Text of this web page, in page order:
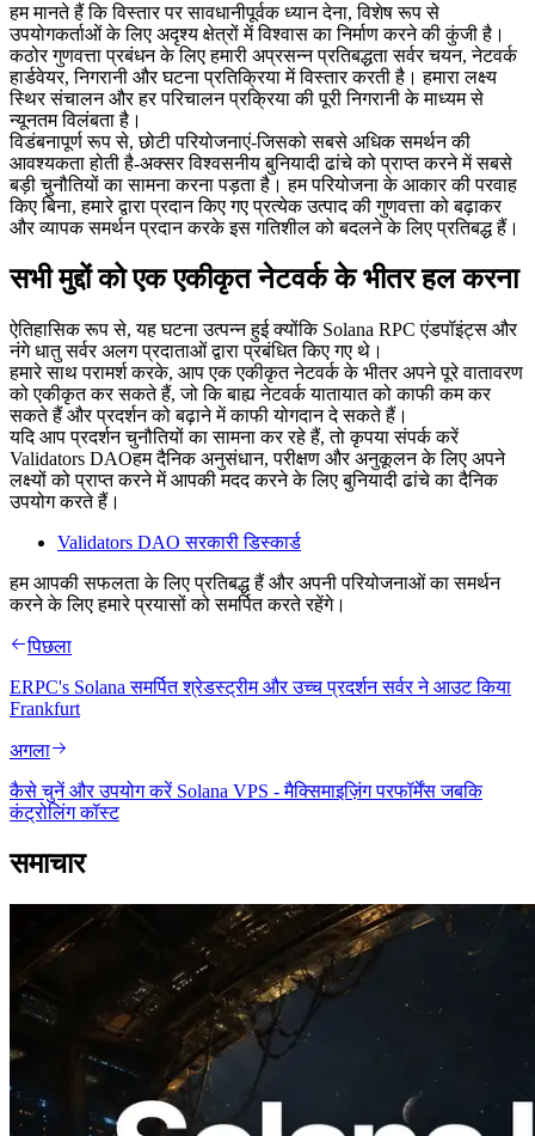
हम मानते हैं कि विस्तार पर सावधानीपूर्वक ध्यान देना, विशेष रूप से
उपयोगकर्ताओं के लिए अदृश्य क्षेत्रों में विश्वास का निर्माण करने की कुंजी है।
कठोर गुणवत्ता प्रबंधन के लिए हमारी अप्रसन्न प्रतिबद्धता सर्वर चयन, नेटवर्क
हार्डवेयर, निगरानी और घटना प्रतिक्रिया में विस्तार करती है। हमारा लक्ष्य
स्थिर संचालन और हर परिचालन प्रक्रिया की पूरी निगरानी के माध्यम से
न्यूनतम विलंबता है।
विडंबनापूर्ण रूप से, छोटी परियोजनाएं-जिसको सबसे अधिक समर्थन की
आवश्यकता होती है-अक्सर विश्वसनीय बुनियादी ढांचे को प्राप्त करने में सबसे
बड़ी चुनौतियों का सामना करना पड़ता है। हम परियोजना के आकार की परवाह
किए बिना, हमारे द्वारा प्रदान किए गए प्रत्येक उत्पाद की गुणवत्ता को बढ़ाकर
और व्यापक समर्थन प्रदान करके इस गतिशील को बदलने के लिए प्रतिबद्ध हैं।
सभी मुद्दों को एक एकीकृत नेटवर्क के भीतर हल करना
ऐतिहासिक रूप से, यह घटना उत्पन्न हुई क्योंकि Solana RPC एंडपॉइंट्स और
नंगे धातु सर्वर अलग प्रदाताओं द्वारा प्रबंधित किए गए थे।
हमारे साथ परामर्श करके, आप एक एकीकृत नेटवर्क के भीतर अपने पूरे वातावरण
को एकीकृत कर सकते हैं, जो कि बाह्य नेटवर्क यातायात को काफी कम कर
सकते हैं और प्रदर्शन को बढ़ाने में काफी योगदान दे सकते हैं।
यदि आप प्रदर्शन चुनौतियों का सामना कर रहे हैं, तो कृपया संपर्क करें
Validators DAOहम दैनिक अनुसंधान, परीक्षण और अनुकूलन के लिए अपने
लक्ष्यों को प्राप्त करने में आपकी मदद करने के लिए बुनियादी ढांचे का दैनिक
उपयोग करते हैं।
Validators DAO सरकारी डिस्कार्ड
हम आपकी सफलता के लिए प्रतिबद्ध हैं और अपनी परियोजनाओं का समर्थन
करने के लिए हमारे प्रयासों को समर्पित करते रहेंगे।
पिछला
ERPC's Solana समर्पित श्रेडस्ट्रीम और उच्च प्रदर्शन सर्वर ने आउट किया
Frankfurt
अगला
कैसे चुनें और उपयोग करें Solana VPS - मैक्सिमाइज़िंग परफॉर्मेंस जबकि
कंट्रोलिंग कॉस्ट
समाचार